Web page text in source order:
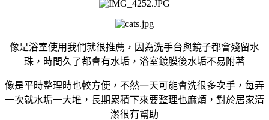
像是浴室使用我們就很推薦，因為洗手台與鏡子都會殘留水
珠，時間久了都會有水垢，浴室鍍膜後水垢不易附著
像是平時整理時也較方便，不然一天可能會洗很多次手，每弄
一次就水垢一大堆，長期累積下來要整理也麻煩，對於居家清
潔很有幫助